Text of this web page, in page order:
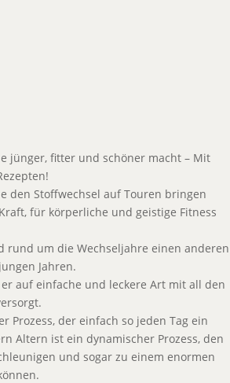
jünger, fitter und schöner macht – Mit
den Stoffwechsel auf Touren bringen
für körperliche und geistige Fitness
rund um die Wechseljahre einen anderen
Jahren.
auf einfache und leckere Art mit all den
Prozess, der einfach so jeden Tag ein
Altern ist ein dynamischer Prozess, den
und sogar zu einem enormen